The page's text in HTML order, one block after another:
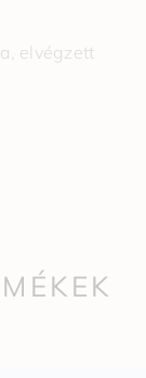
elvégzett